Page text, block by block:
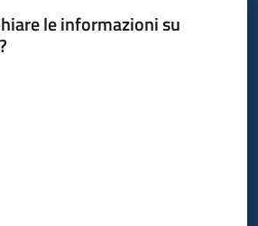
le informazioni su